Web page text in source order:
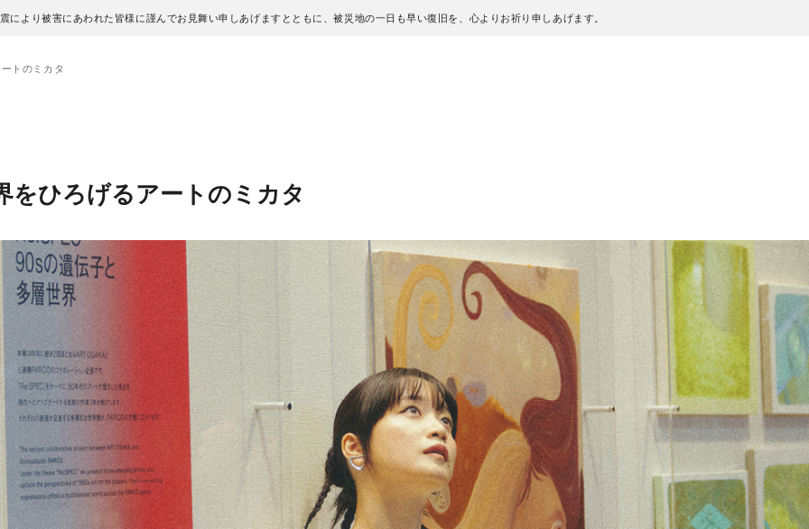
により被害にあわれた皆様に謹んでお見舞い申しあげますとともに、被災地の一日も早い復旧を、心よりお祈り申しあげます。
トのミカタ
をひろげるアートのミカタ